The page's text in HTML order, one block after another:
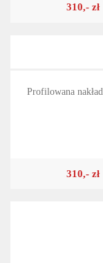
310,- zł
Profilowana
310,- zł